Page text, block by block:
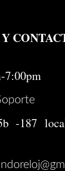
7:00pm
-187